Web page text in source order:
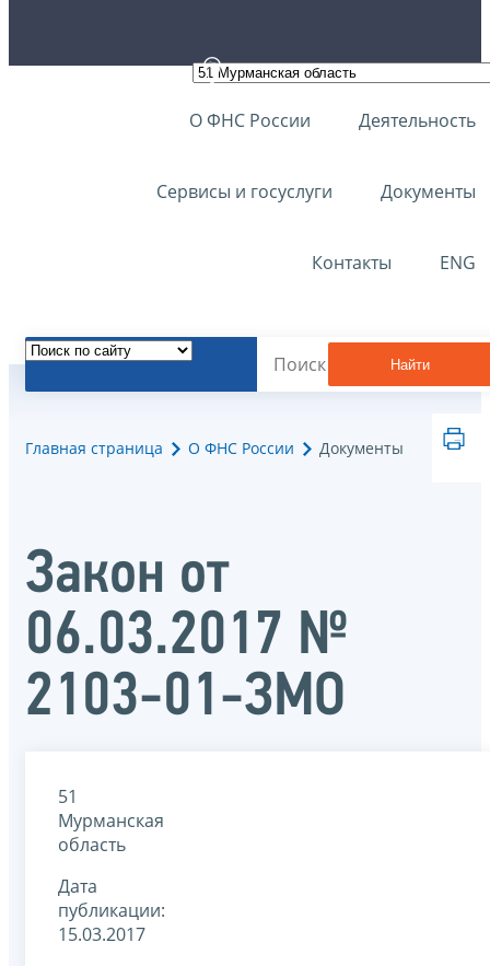
О ФНС России Деятельность
Сервисы и госуслуги Документы
Контакты ENG
Найти
Главная страница О ФНС России Документы
Закон от
06.03.2017 №
2103-01-ЗМО
51
Мурманская
область
Дата
публикации:
15.03.2017